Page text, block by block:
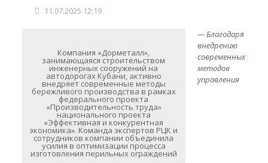
11.07.2025 12:19
Компания «Дорметалл»,
занимающаяся строительством
инженерных сооружений на
автодорогах Кубани, активно
внедряет современные методы
бережливого производства в рамках
федерального проекта
«Производительность труда»
национального проекта
«Эффективная и конкурентная
экономика». Команда экспертов РЦК и
сотрудников компании объединила
усилия в оптимизации процесса
изготовления перильных ограждений
— Благодаря
внедрению
современных
методов
управления